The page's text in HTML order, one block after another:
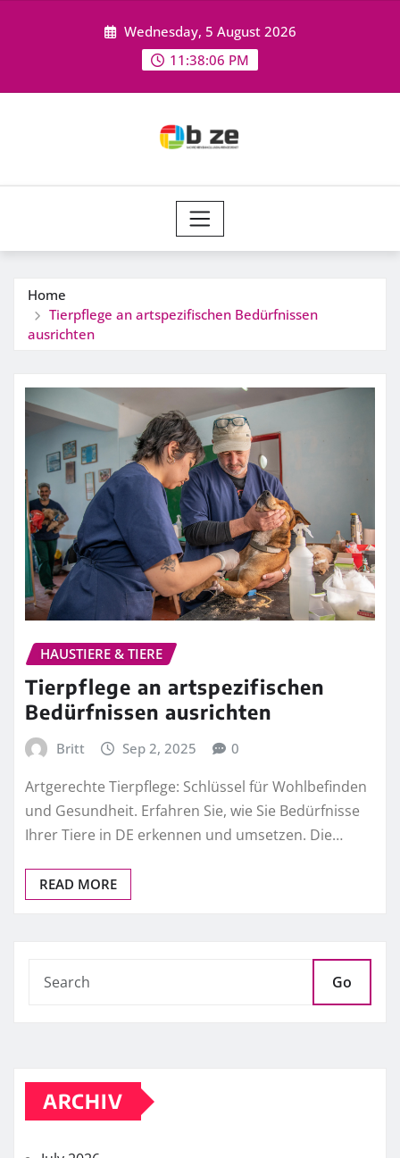
Wednesday, 5 August 2026
11:38:07 PM
Home
Tierpflege an artspezifischen Bedürfnissen
ausrichten
HAUSTIERE & TIERE
Tierpflege an artspezifischen
Bedürfnissen ausrichten
Britt Sep 2, 2025 0
Artgerechte Tierpflege: Schlüssel für Wohlbefinden
und Gesundheit. Erfahren Sie, wie Sie Bedürfnisse
Ihrer Tiere in DE erkennen und umsetzen. Die…
READ MORE
Go
ARCHIV